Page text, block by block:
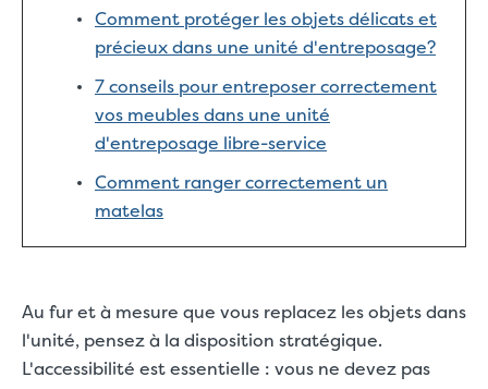
Comment protéger les objets délicats et
précieux dans une unité d'entreposage?
7 conseils pour entreposer correctement
vos meubles dans une unité
d'entreposage libre-service
Comment ranger correctement un
matelas
Au fur et à mesure que vous replacez les objets dans
l'unité, pensez à la disposition stratégique.
L'accessibilité est essentielle : vous ne devez pas